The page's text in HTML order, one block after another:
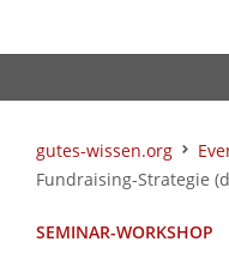
gutes-wissen.org
Fundraising-Strategie
SEMINAR-WORKSHOP